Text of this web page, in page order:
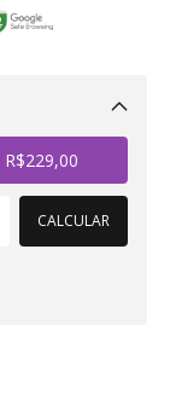
R$229,00
CALCULAR